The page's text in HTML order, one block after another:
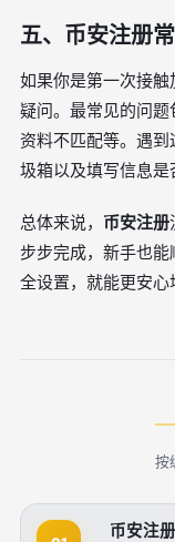
五、币安注册
如果你是第一次接
疑问。最常见的问
资料不匹配等。遇
圾箱以及填写信息是
总体来说， 币安注册
步步完成，新手也
全设置，就能更安心
按
币安注